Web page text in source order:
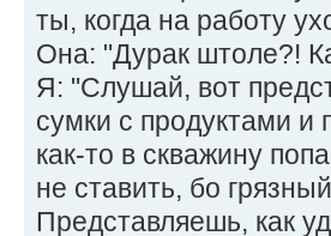
ты, когда на работу
Она: "Дурак штоле?!
Я: "Слушай, вот
сумки с продуктами
как-то в скважину
не ставить, бо
Представляешь, как